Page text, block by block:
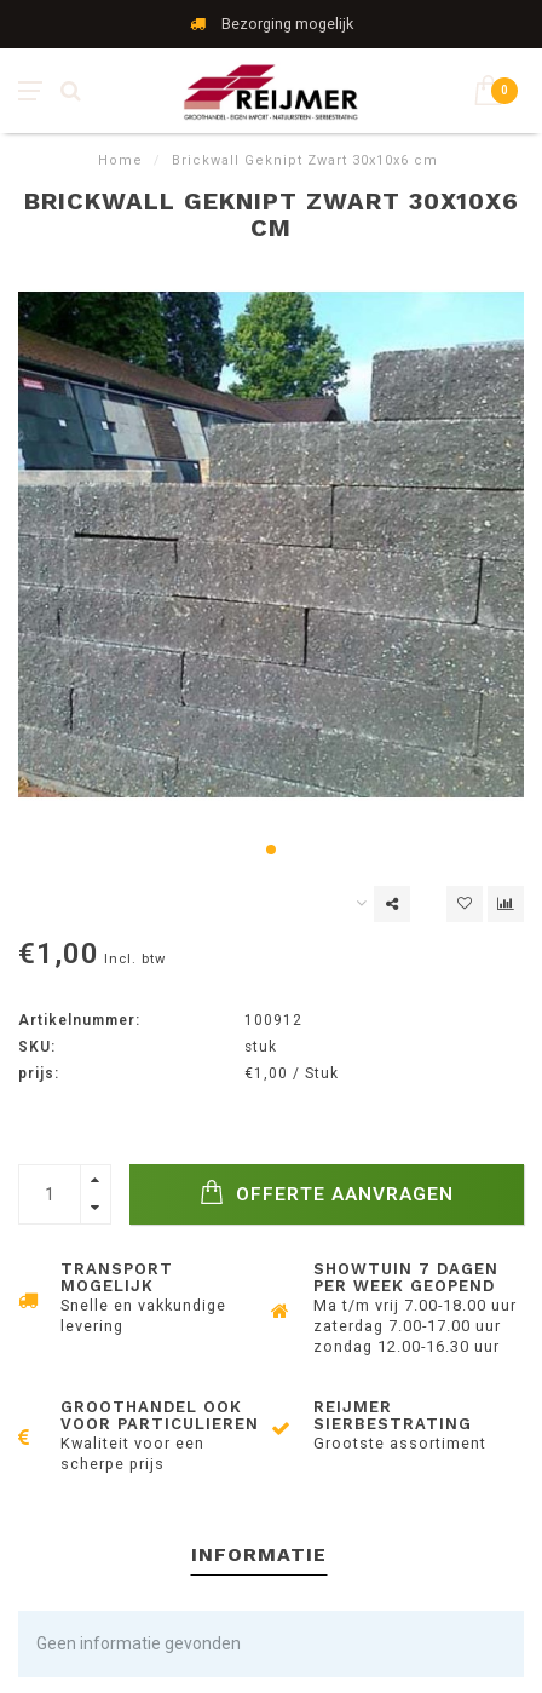
Bezorging mogelijk
0
Home / Brickwall Geknipt Zwart 30x10x6 cm
BRICKWALL GEKNIPT ZWART 30X10X6
CM
€1,00 Incl. btw
Artikelnummer:
100912
SKU:
stuk
prijs:
€1,00 / Stuk
OFFERTE AANVRAGEN
TRANSPORT
MOGELIJK
Snelle en vakkundige
levering
SHOWTUIN 7 DAGEN
PER WEEK GEOPEND
Ma t/m vrij 7.00-18.00 uur
zaterdag 7.00-17.00 uur
zondag 12.00-16.30 uur
GROOTHANDEL OOK
VOOR PARTICULIEREN
Kwaliteit voor een
scherpe prijs
REIJMER
SIERBESTRATING
Grootste assortiment
INFORMATIE
Geen informatie gevonden